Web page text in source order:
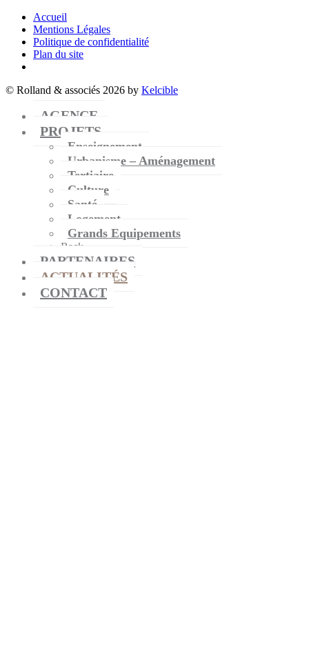
Accueil
Mentions Légales
Politique de confidentialité
Plan du site
© Rolland & associés 2026 by Kelcible
AGENCE
PROJETS
Enseignement
Urbanisme – Aménagement
Tertiaire
Culture
Santé
Logement
Grands Equipements
Back
PARTENAIRES
ACTUALITÉS
CONTACT